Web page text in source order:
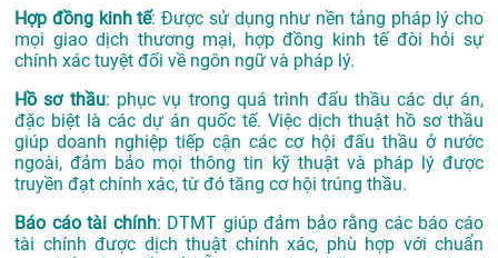
Hợp đồng kinh tế: Được sử dụng như nền tảng pháp lý cho
mọi giao dịch thương mại, hợp đồng kinh tế đòi hỏi sự
chính xác tuyệt đối về ngôn ngữ và pháp lý.
Hồ sơ thầu: phục vụ trong quá trình đấu thầu các dự án,
đặc biệt là các dự án quốc tế. Việc dịch thuật hồ sơ thầu
giúp doanh nghiệp tiếp cận các cơ hội đấu thầu ở nước
ngoài, đảm bảo mọi thông tin kỹ thuật và pháp lý được
truyền đạt chính xác, từ đó tăng cơ hội trúng thầu.
Báo cáo tài chính: DTMT giúp đảm bảo rằng các báo cáo
tài chính được dịch thuật chính xác, phù hợp với chuẩn